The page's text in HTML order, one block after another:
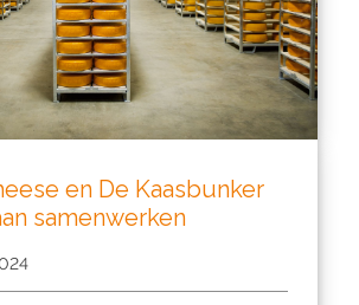
en De Kaasbunker
samenwerken